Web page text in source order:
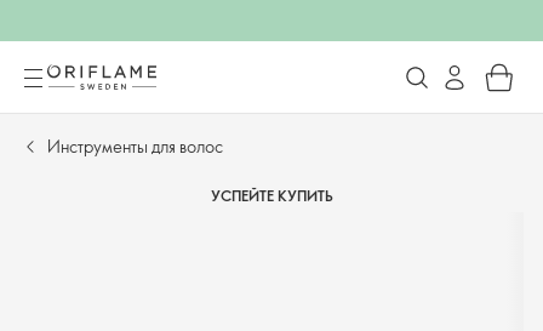
Инструменты для волос
УСПЕЙТЕ КУПИТЬ